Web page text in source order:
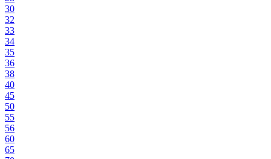
30
32
33
34
35
36
38
40
45
50
55
56
60
65